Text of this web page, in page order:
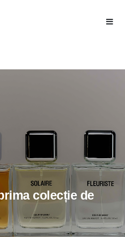
colecție de